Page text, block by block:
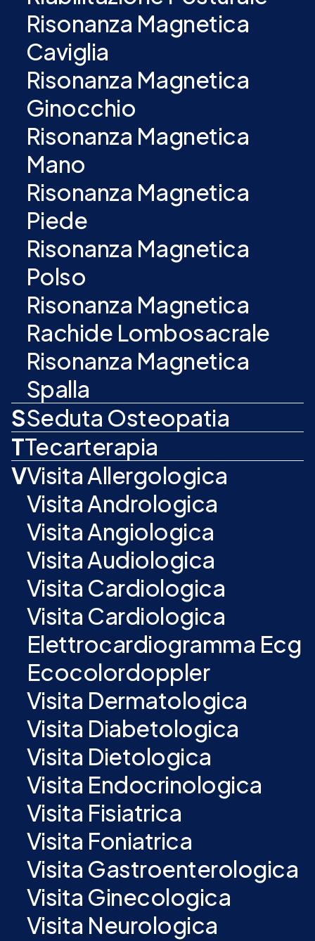
Risonanza Magnetica
Caviglia
Risonanza Magnetica
Ginocchio
Risonanza Magnetica
Mano
Risonanza Magnetica
Piede
Risonanza Magnetica
Polso
Risonanza Magnetica
Rachide Lombosacrale
Risonanza Magnetica
Spalla
SSeduta Osteopatia
TTecarterapia
VVisita Allergologica
Visita Andrologica
Visita Angiologica
Visita Audiologica
Visita Cardiologica
Visita Cardiologica
Elettrocardiogramma Ecg
Ecocolordoppler
Visita Dermatologica
Visita Diabetologica
Visita Dietologica
Visita Endocrinologica
Visita Fisiatrica
Visita Foniatrica
Visita Gastroenterologica
Visita Ginecologica
Visita Neurologica